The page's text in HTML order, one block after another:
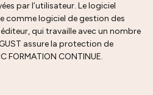
par l’utilisateur. Le logiciel
comme logiciel de gestion des
qui travaille avec un nombre
assure la protection de
FORMATION CONTINUE.